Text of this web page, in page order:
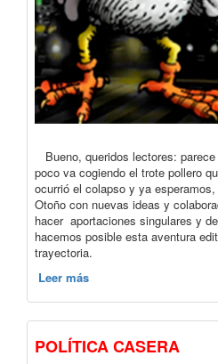
Bueno, queridos lectores:
poco va cogiendo el trote pollero
ocurrió el colapso y ya
Otoño con nuevas ideas y
hacer aportaciones singulares y
hacemos posible esta aventura
trayectoria.
Leer más
POLÍTICA CASERA